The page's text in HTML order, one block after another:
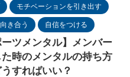
モチベーションを引き出す
き合う 自信をつける
ーツメンタル】メンバー
時のメンタルの持ち方
すればいい？